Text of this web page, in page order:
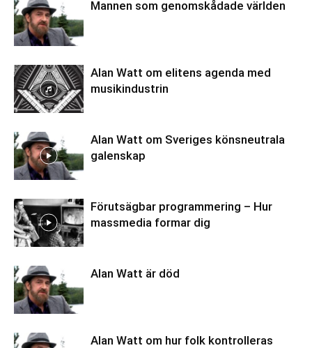
Mannen som genomskådade världen
Alan Watt om elitens agenda med
musikindustrin
Alan Watt om Sveriges könsneutrala
galenskap
Förutsägbar programmering – Hur
massmedia formar dig
Alan Watt är död
Alan Watt om hur folk kontrolleras